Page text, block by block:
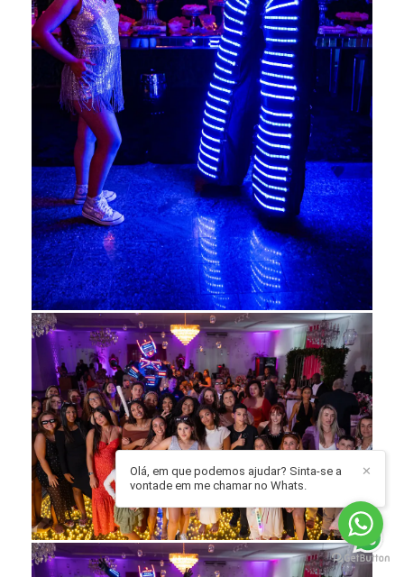
✕
Olá, em que podemos ajudar? Sinta-se a
vontade em me chamar no Whats.